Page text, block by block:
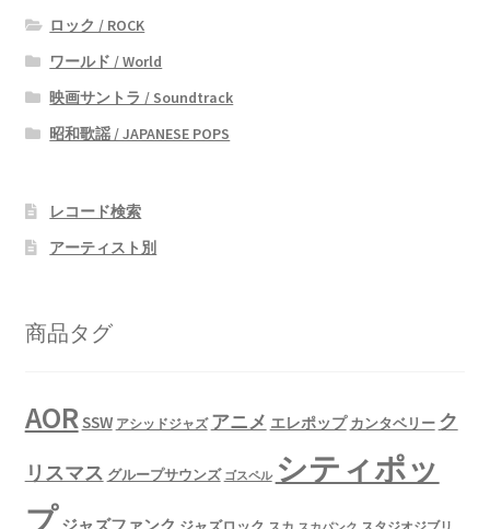
ロック / ROCK
ワールド / World
映画サントラ / Soundtrack
昭和歌謡 / JAPANESE POPS
レコード検索
アーティスト別
商品タグ
AORSSW アシッドジャズ アニメ エレポップ カンタベリー ク
リスマス グループサウンズ ゴスペル シティポッ
プ